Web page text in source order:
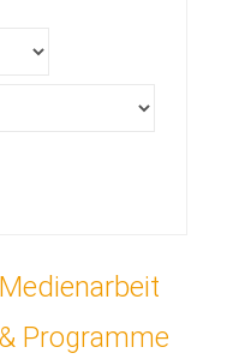
Programme